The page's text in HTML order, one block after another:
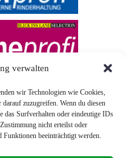
verwalten
wir Technologien wie Cookies,
zuzugreifen. Wenn du diesen
das Surfverhalten oder eindeutige IDs
nicht erteilst oder
beeinträchtigt werden.